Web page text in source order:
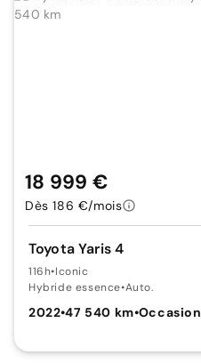
Toyota Yaris 4
116h•Iconic
Hybride essence•Auto.
2022•47 540 km•Occasion
18 999 €
Dès 186 €/mois